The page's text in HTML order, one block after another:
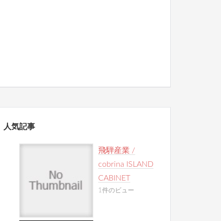
人気記事
飛騨産業 /
cobrina ISLAND
CABINET
1件のビュー